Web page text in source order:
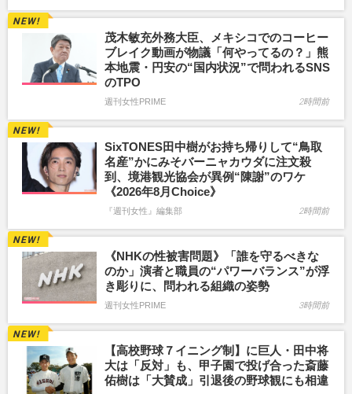
茂木敏充外務大臣、メキシコでのコーヒー
ブレイク動画が物議「何やってるの？」熊
本地震・円安の“国内状況”で問われるSNS
のTPO
週刊女性PRIME 2時間前
SixTONES田中樹がお持ち帰りして“鳥取
名産”かにみそバーニャカウダに注文殺
到、境港観光協会が異例“陳謝”のワケ
《2026年8月Choice》
『週刊女性』編集部 2時間前
《NHKの性被害問題》「誰を守るべきな
のか」演者と職員の“パワーバランス”が浮
き彫りに、問われる組織の姿勢
週刊女性PRIME 3時間前
【高校野球７イニング制】に巨人・田中将
大は「反対」も、甲子園で投げ合った斎藤
佑樹は「大賛成」引退後の野球観にも相違